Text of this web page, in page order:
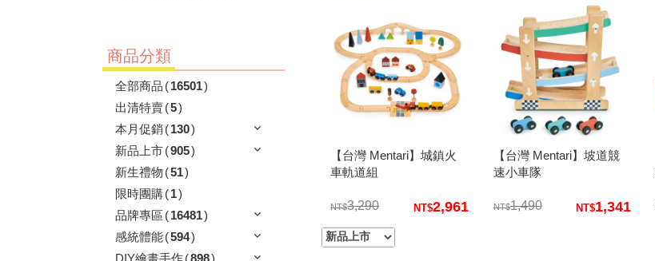
商品分類
全部商品 (16501)
出清特賣(5)
本月促銷(130)
新品上市(905)
新生禮物 (51)
限時團購(1)
品牌專區 (16481)
感統體能(594)
【台灣 Mentari】城鎮火
車軌道組
3,290 2,961
【台灣 Mentari】坡道競
速小車隊
1,490 1,341